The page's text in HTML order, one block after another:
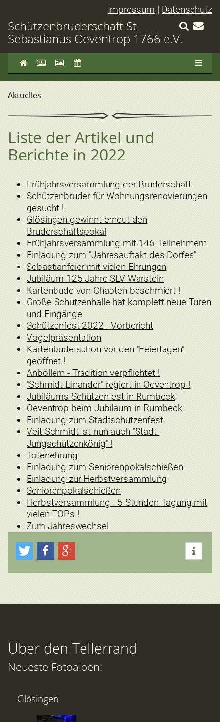
Impressum | Datenschutz
Schützenbruderschaft St.
Sebastianus Oeventrop 1766 e.V.
Aktuelles
Liste der Artikel und
Berichte in 2022
Frühjahrsversammlung der Bruderschaft
Schützenbrüder für Wohnungsrenovierungen
gesucht !
Glösingen gewinnt erneut den
Bruderschaftspokal
Frühjahrsversammlung mit 146 Teilnehmern
Einladung zum "Jahresauftakt des Dorfes"
Sebastianfeier mit vielen Ehrungen
Jubiläum 125 Jahre SLV Warstein
Kartenbude von Chaoten beschmiert !
Große Schützenhalle hat komplett neue Türen
und Eingänge
Schützenfest 2022 - Vorbericht
Vogelpräsentation
Kartenbude schon vor den "Feiertagen"
geöffnet !
Anböllern - Tradition verpflichtet !
"Schmidt-Einander" regiert in Oeventrop !
Jubiläums-Schützenfest in Rumbeck
Oeventrop beim Jubiläum in Rumbeck
Einladung zum Stadtschützenfest
Veit Schmidt ist nun auch "Stadt-
Jungschützenkönig" !
Totenehrung
Einladung zum Seniorenpokalschießen
Einladung zur Herbstversammlung
Seniorenpokalschießen
Herbstversammlung - 5-Stunden-Tagung mit
vielen TOPs !
Zum Jahreswechsel
Über den Tellerrand
Neueste Fotoalben:
Glösingen